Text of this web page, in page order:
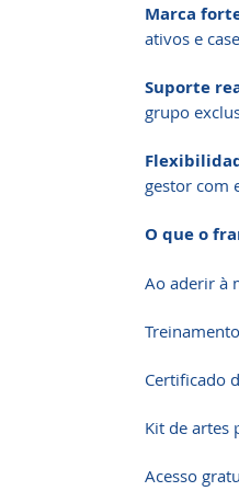
Marca
ativos e
Suporte
grupo
gestor com
O que o
Ao aderir à
Certificado
Kit de artes
Acesso